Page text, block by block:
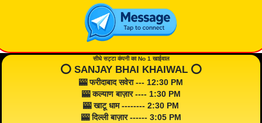
सीधे सट्टा कंपनी का No 1 खाईवाल
⭕️ SANJAY BHAI KHAIWAL ⭕️
🎰 फरीदाबाद सवेरा --- 12:30 PM
🎰 कल्याण बाज़ार ---- 1:30 PM
🎰 खाटू धाम -------- 2:30 PM
🎰 दिल्ली बाज़ार ------ 3:05 PM